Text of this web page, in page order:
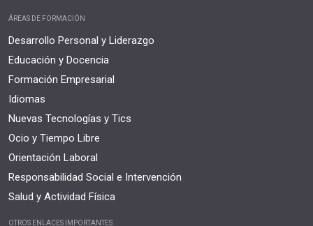
ÁREAS DE FORMACIÓN
Desarrollo Personal y Liderazgo
Educación y Docencia
Formación Empresarial
Idiomas
Nuevas Tecnologías y Tics
Ocio y Tiempo Libre
Orientación Laboral
Responsabilidad Social e Intervención
Salud y Actividad Física
OTROS ENLACES IMPORTANTES